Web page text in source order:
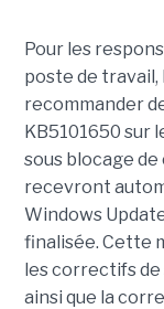
Pour les
poste de
recommander
KB5101650 sur
sous blocage
recevront
Windows
finalisée. Cette
les correctifs de
ainsi que la